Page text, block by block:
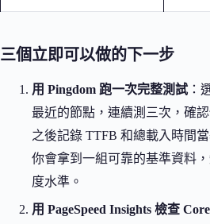
三個立即可以做的下一步
用 Pingdom 跑一次完整測試 ：
最近的節點，連續測三次，確
之後記錄 TTFB 和總載入時間
你會拿到一組可靠的基準資料
度水準。
用 PageSpeed Insights 檢查